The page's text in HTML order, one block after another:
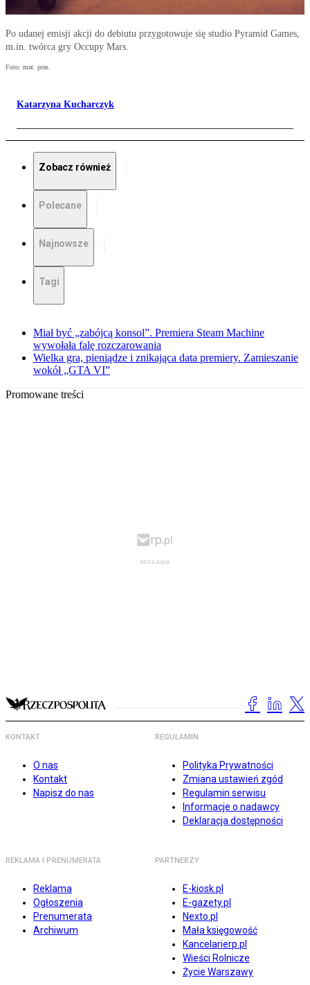
Po udanej emisji akcji do debiutu przygotowuje się studio Pyramid Games,
m.in. twórca gry Occupy Mars.
Foto: mat. pras.
Katarzyna Kucharczyk
Zobacz również
Polecane
Najnowsze
Tagi
Miał być „zabójcą konsol”. Premiera Steam Machine
wywołała falę rozczarowania
Wielka gra, pieniądze i znikająca data premiery. Zamieszanie
wokół „GTA VI”
Promowane treści
KONTAKT
O nas
Kontakt
Napisz do nas
REGULAMIN
Polityka Prywatności
Zmiana ustawień zgód
Regulamin serwisu
Informacje o nadawcy
Deklaracja dostępności
REKLAMA I PRENUMERATA
Reklama
Ogłoszenia
Prenumerata
Archiwum
PARTNERZY
E-kiosk.pl
E-gazety.pl
Nexto.pl
Mała księgowość
Kancelarierp.pl
Wieści Rolnicze
Życie Warszawy